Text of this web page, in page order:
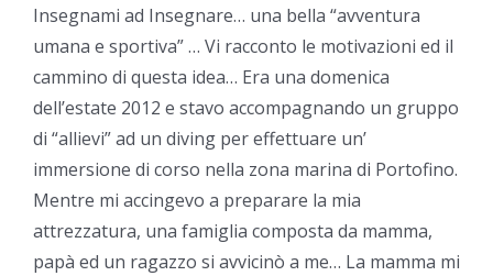
Insegnami ad Insegnare… una bella “avventura
umana e sportiva” … Vi racconto le motivazioni ed il
cammino di questa idea… Era una domenica
dell’estate 2012 e stavo accompagnando un gruppo
di “allievi” ad un diving per effettuare un’
immersione di corso nella zona marina di Portofino.
Mentre mi accingevo a preparare la mia
attrezzatura, una famiglia composta da mamma,
papà ed un ragazzo si avvicinò a me… La mamma mi